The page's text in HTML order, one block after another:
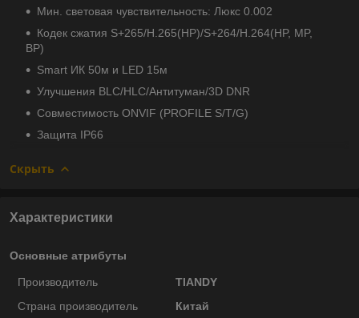
Мин. световая чувствительность: Люкс 0.002
Кодек сжатия S+265/H.265(HP)/S+264/H.264(HP, MP,
BP)
Smart ИК 50м и LED 15м
Улучшения BLC/HLC/Антитуман/3D DNR
Совместимость ONVIF (PROFILE S/T/G)
Защита IP66
Скрыть
Характеристики
Основные атрибуты
Производитель
TIANDY
Страна производитель
Китай